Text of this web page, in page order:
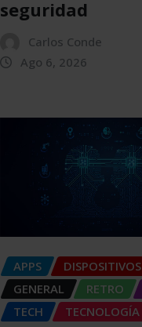
seguridad
Carlos Conde
Ago 6, 2026
APPS
DISPOSITIVOS
GENERAL
RETRO
TECH
TECNOLOGÍA